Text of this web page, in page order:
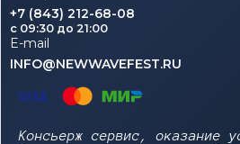
+7 (843) 212-68-08
c 09:30 до 21:00
E-mail
INFO@NEWWAVEFEST.RU
Консьерж сервис, оказание